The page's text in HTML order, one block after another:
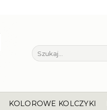
Szukaj:
KOLOROWE KOLCZYKI